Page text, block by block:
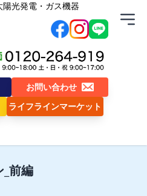
光発電・ガス機器
お問い合わせ
ライフラインマーケット
_前編